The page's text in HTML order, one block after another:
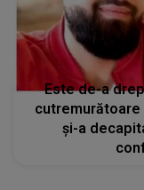
Este de-a
cutremurătoare
și-a